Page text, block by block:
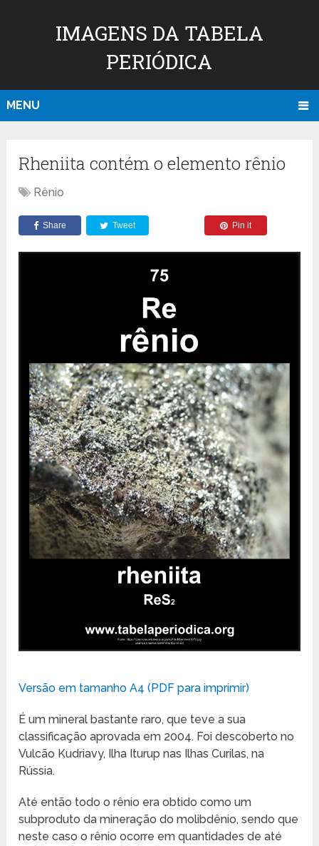
IMAGENS DA TABELA
PERIÓDICA
MENU
Rheniita contém o elemento rênio
Rênio
Share Tweet Pin it
Versão em tamanho A4 (PDF para imprimir)
É um mineral bastante raro, que teve a sua
classificação aprovada em 2004. Foi descoberto no
Vulcão Kudriavy, Ilha Iturup nas Ilhas Curilas, na
Rússia.
Até então todo o rênio era obtido como um
subproduto da mineração do molibdênio, sendo que
neste caso o rênio ocorre em quantidades de até